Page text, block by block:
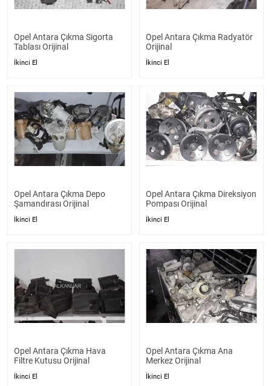
Opel Antara Çıkma Sigorta
Tablası Orijinal
İkinci El
Opel Antara Çıkma Radyatör
Orijinal
İkinci El
Opel Antara Çıkma Depo
Şamandırası Orijinal
İkinci El
Opel Antara Çıkma Direksiyon
Pompası Orijinal
İkinci El
Opel Antara Çıkma Hava
Filtre Kutusu Orijinal
İkinci El
Opel Antara Çıkma Ana
Merkez Orijinal
İkinci El